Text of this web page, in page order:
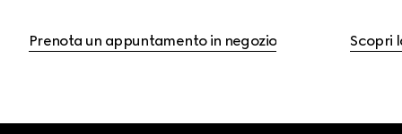
Prenota un appuntamento in negozio Scopri